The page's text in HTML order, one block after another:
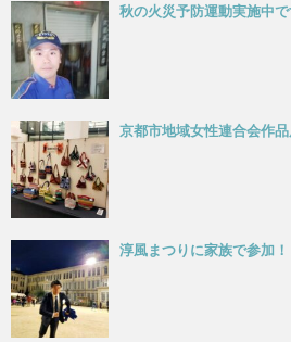
秋の火災予防運動実施中で
京都市地域女性連合会作
淳風まつりに家族で参加！